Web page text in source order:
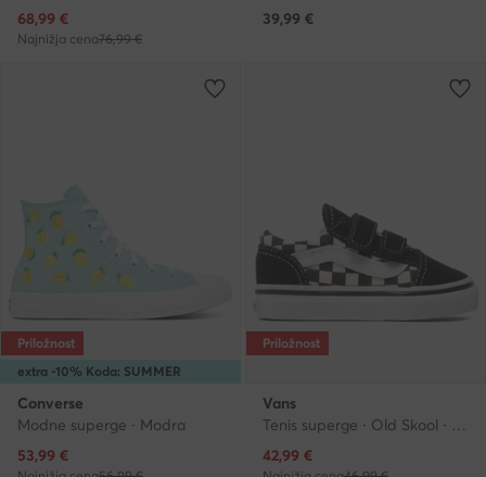
Trenutna cena
68,99 €
Najnižja cena76,99 €
39,99 €
extra -10% Koda: SUMMER
Priložnost
Converse
Modne superge · Modra
Trenutna cena
53,99 €
Priložnost
Vans
Tenis superge · Old Skool · Črna
Trenutna cena
42,99 €